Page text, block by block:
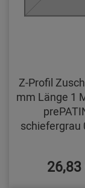
Z-Profil
mm Länge 1
schiefergrau